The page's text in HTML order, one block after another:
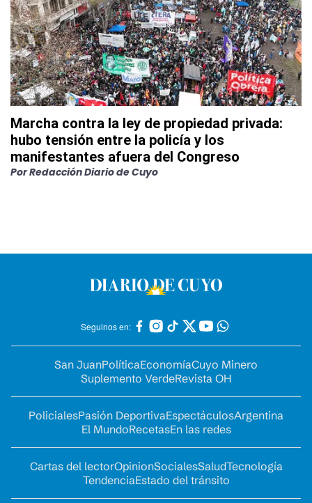
Marcha contra la ley de propiedad privada:
hubo tensión entre la policía y los
manifestantes afuera del Congreso
PorRedacción Diario de Cuyo
Seguinos en:
San JuanPolíticaEconomíaCuyo Minero
Suplemento VerdeRevista OH
PolicialesPasión DeportivaEspectáculosArgentina
El MundoRecetasEn las redes
Cartas del lectorOpinionSocialesSaludTecnología
TendenciaEstado del tránsito